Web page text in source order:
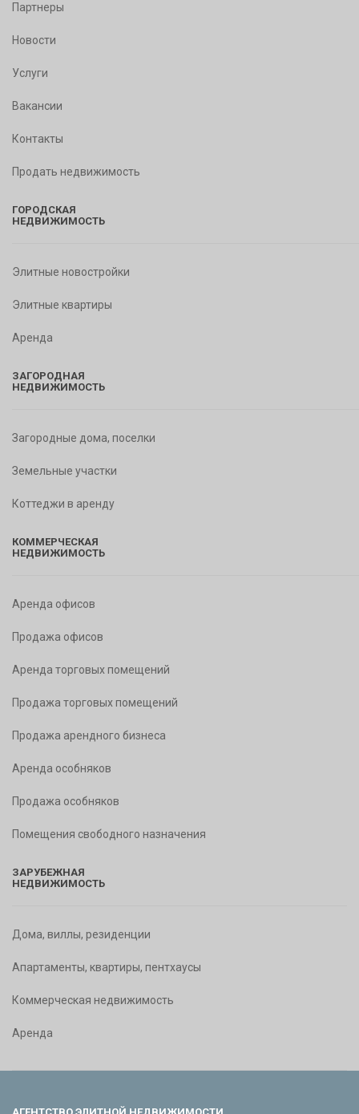
Партнеры
Новости
Услуги
Вакансии
Контакты
Продать недвижимость
ГОРОДСКАЯ
НЕДВИЖИМОСТЬ
Элитные новостройки
Элитные квартиры
Аренда
ЗАГОРОДНАЯ
НЕДВИЖИМОСТЬ
Загородные дома, поселки
Земельные участки
Коттеджи в аренду
КОММЕРЧЕСКАЯ
НЕДВИЖИМОСТЬ
Аренда офисов
Продажа офисов
Аренда торговых помещений
Продажа торговых помещений
Продажа арендного бизнеса
Аренда особняков
Продажа особняков
Помещения свободного назначения
ЗАРУБЕЖНАЯ
НЕДВИЖИМОСТЬ
Дома, виллы, резиденции
Апартаменты, квартиры, пентхаусы
Коммерческая недвижимость
Аренда